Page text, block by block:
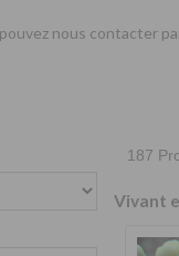
nous contacter
187
Vivant